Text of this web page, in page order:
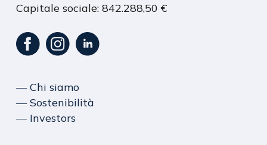
Capitale sociale: 842.288,50 €
― Chi siamo
― Sostenibilità
― Investors